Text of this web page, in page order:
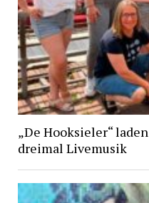
„De Hooksieler“
dreimal Livemusik